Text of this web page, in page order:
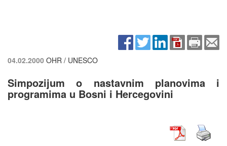
04.02.2000 OHR / UNESCO
Simpozijum o nastavnim planovima i
programima u Bosni i Hercegovini